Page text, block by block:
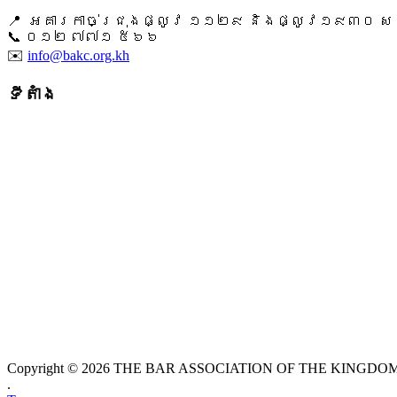
📍 អគារកាច់ជ្រុងផ្លូវ ១១២៩ និងផ្លូវ១៩៣០ ស
📞 ​០១២ ៧៧១ ៥៦៦
✉️ info@bakc.org.kh
ទីតាំង
Copyright © 2026 THE BAR ASSOCIATION OF THE
.